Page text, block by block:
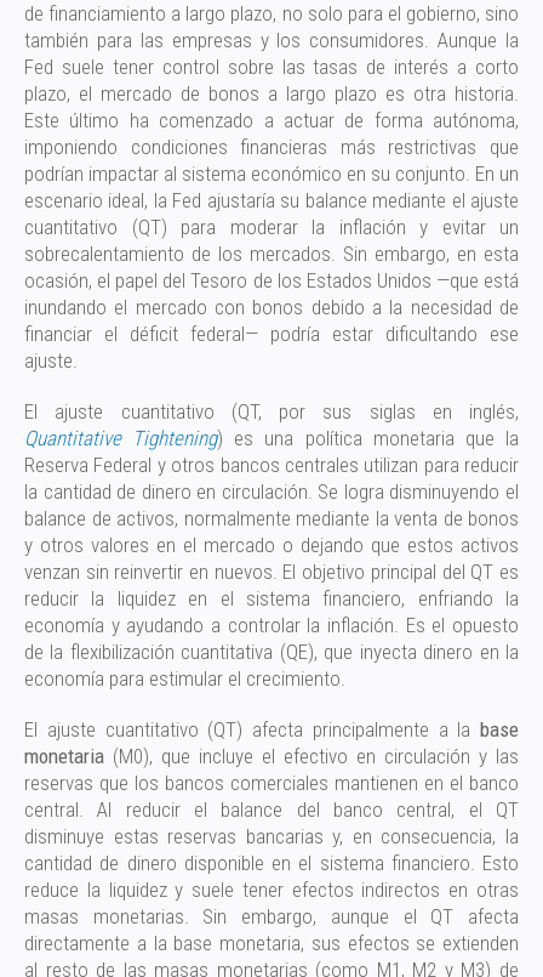
de financiamiento a largo plazo, no solo para el gobierno, sino
también para las empresas y los consumidores. Aunque la
Fed suele tener control sobre las tasas de interés a corto
plazo, el mercado de bonos a largo plazo es otra historia.
Este último ha comenzado a actuar de forma autónoma,
imponiendo condiciones financieras más restrictivas que
podrían impactar al sistema económico en su conjunto. En un
escenario ideal, la Fed ajustaría su balance mediante el ajuste
cuantitativo (QT) para moderar la inflación y evitar un
sobrecalentamiento de los mercados. Sin embargo, en esta
ocasión, el papel del Tesoro de los Estados Unidos —que está
inundando el mercado con bonos debido a la necesidad de
financiar el déficit federal— podría estar dificultando ese
ajuste.
El ajuste cuantitativo (QT, por sus siglas en inglés,
Quantitative Tightening) es una política monetaria que la
Reserva Federal y otros bancos centrales utilizan para reducir
la cantidad de dinero en circulación. Se logra disminuyendo el
balance de activos, normalmente mediante la venta de bonos
y otros valores en el mercado o dejando que estos activos
venzan sin reinvertir en nuevos. El objetivo principal del QT es
reducir la liquidez en el sistema financiero, enfriando la
economía y ayudando a controlar la inflación. Es el opuesto
de la flexibilización cuantitativa (QE), que inyecta dinero en la
economía para estimular el crecimiento.
El ajuste cuantitativo (QT) afecta principalmente a la base
monetaria (M0), que incluye el efectivo en circulación y las
reservas que los bancos comerciales mantienen en el banco
central. Al reducir el balance del banco central, el QT
disminuye estas reservas bancarias y, en consecuencia, la
cantidad de dinero disponible en el sistema financiero. Esto
reduce la liquidez y suele tener efectos indirectos en otras
masas monetarias. Sin embargo, aunque el QT afecta
directamente a la base monetaria, sus efectos se extienden
al resto de las masas monetarias (como M1, M2 y M3) de